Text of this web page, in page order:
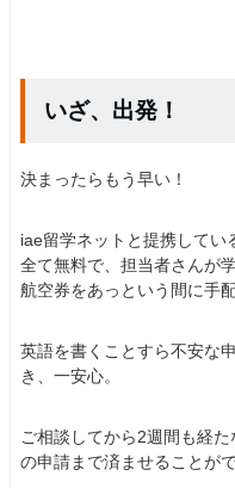
いざ、出発！
決まったらもう早い！
iae留学ネットと提携してい
全て無料で、担当者さんが
航空券をあっという間に手
英語を書くことすら不安な
き、一安心。
ご相談してから2週間も経
の申請まで済ませることが